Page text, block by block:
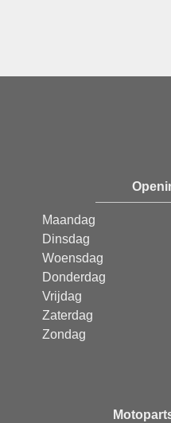
Maandag
Dinsdag
Woensdag
Donderdag
Vrijdag
Zaterdag
Zondag